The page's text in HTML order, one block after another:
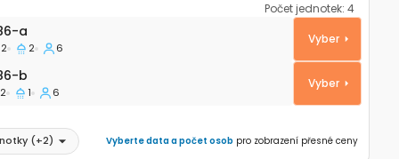
Počet jednotek: 4
Verunić, Dugi otok A-14286-a
a
2 2 6
Vyber
b
b
2 1 6
Vyber
(+2) Vyberte data a počet osob pro zobrazení přesné ceny